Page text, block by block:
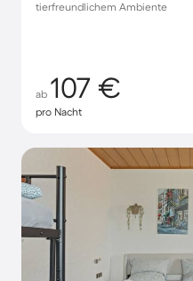
tierfreundlichem Ambiente
ab 107 €
pro Nacht